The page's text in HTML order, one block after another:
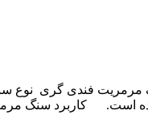
فندی گری نوع
است. کاربرد سنگ